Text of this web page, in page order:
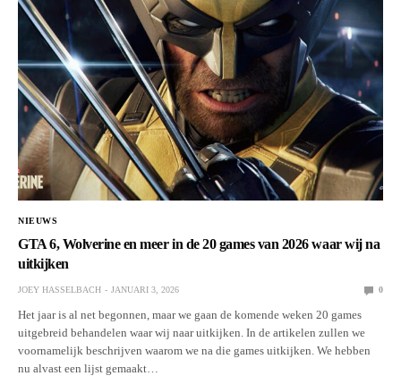
NIEUWS
GTA 6, Wolverine en meer in de 20 games van 2026 waar wij na
uitkijken
JOEY HASSELBACH JANUARI 3, 2026 0
Het jaar is al net begonnen, maar we gaan de komende weken 20 games
uitgebreid behandelen waar wij naar uitkijken. In de artikelen zullen we
voornamelijk beschrijven waarom we na die games uitkijken. We hebben
nu alvast een lijst gemaakt…